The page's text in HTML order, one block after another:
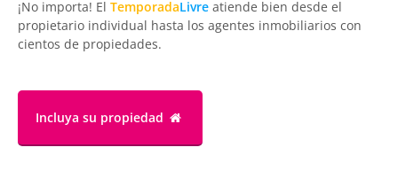
¡No importa! El TemporadaLivre atiende bien desde el
propietario individual hasta los agentes inmobiliarios con
cientos de propiedades.
Incluya su propiedad